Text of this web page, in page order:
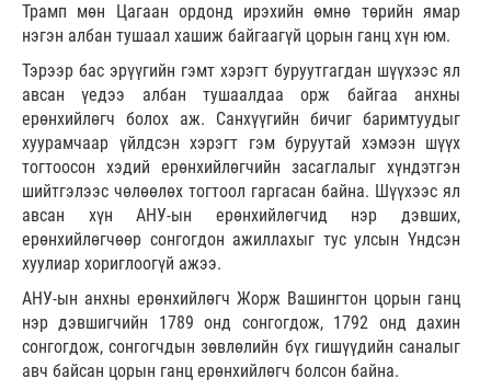
Трамп мөн Цагаан ордонд ирэхийн өмнө төрийн ямар
нэгэн албан тушаал хашиж байгаагүй цорын ганц хүн юм.
Тэрээр бас эрүүгийн гэмт хэрэгт буруутгагдан шүүхээс ял
авсан үедээ албан тушаалдаа орж байгаа анхны
ерөнхийлөгч болох аж. Санхүүгийн бичиг баримтуудыг
хуурамчаар үйлдсэн хэрэгт гэм буруутай хэмээн шүүх
тогтоосон хэдий ерөнхийлөгчийн засаглалыг хүндэтгэн
шийтгэлээс чөлөөлөх тогтоол гаргасан байна. Шүүхээс ял
авсан хүн АНУ-ын ерөнхийлөгчид нэр дэвших,
ерөнхийлөгчөөр сонгогдон ажиллахыг тус улсын Үндсэн
хуулиар хориглоогүй ажээ.
АНУ-ын анхны ерөнхийлөгч Жорж Вашингтон цорын ганц
нэр дэвшигчийн 1789 онд сонгогдож, 1792 онд дахин
сонгогдож, сонгогчдын зөвлөлийн бүх гишүүдийн саналыг
авч байсан цорын ганц ерөнхийлөгч болсон байна.